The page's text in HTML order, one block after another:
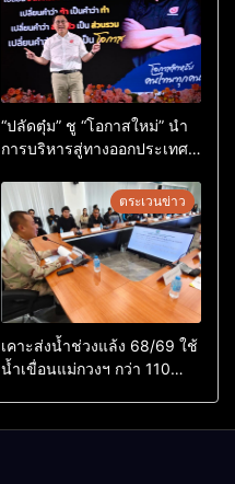
“ปลัดตุ๋ม” ชู “โอกาสใหม่” นำ
การบริหารสู่ทางออกประเทศ
ตระเวนข่าว
เคาะส่งน้ำช่วงแล้ง 68/69 ใช้
น้ำเขื่อนแม่กวงฯ กว่า 110